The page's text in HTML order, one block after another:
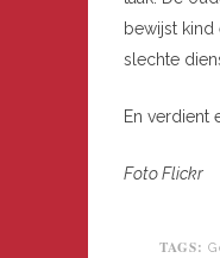
bewijst kind
slechte
En verdient
Foto Flickr
TAGS: